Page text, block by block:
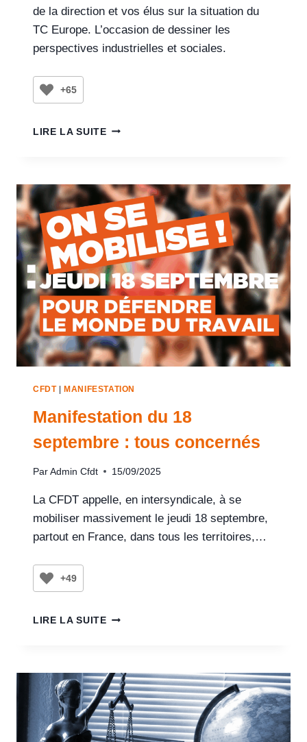
de la direction et vos élus sur la situation du
TC Europe. L’occasion de dessiner les
perspectives industrielles et sociales.
+65
LIRE LA SUITE
CFDT| MANIFESTATION
Manifestation du 18
septembre : tous concernés
Par Admin Cfdt 15/09/2025
La CFDT appelle, en intersyndicale, à se
mobiliser massivement le jeudi 18 septembre,
partout en France, dans tous les territoires,…
+49
LIRE LA SUITE